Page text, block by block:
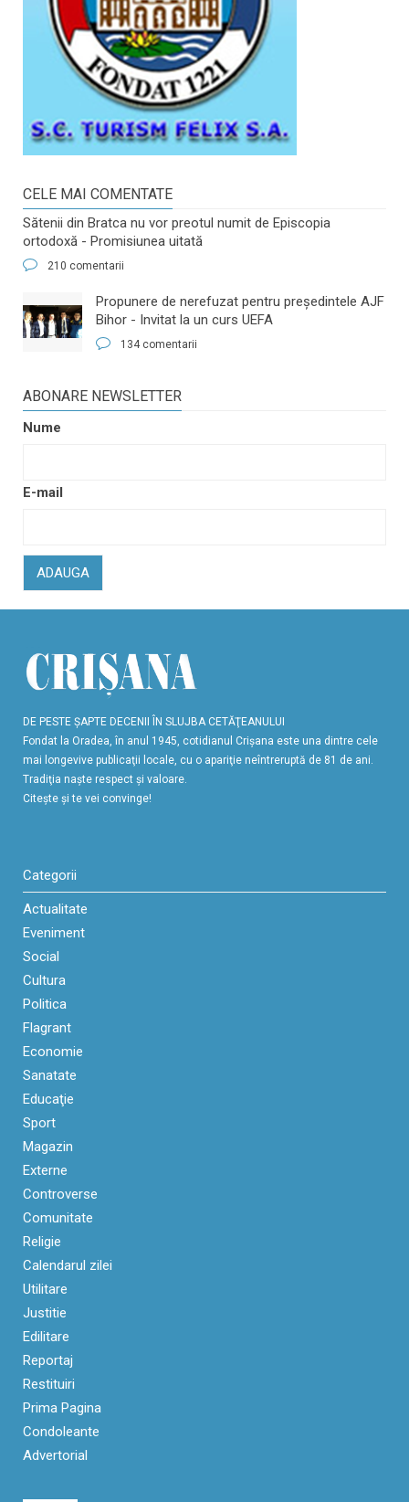
CELE MAI COMENTATE
Sătenii din Bratca nu vor preotul numit de Episcopia
ortodoxă - Promisiunea uitată
210 comentarii
​Propunere de nerefuzat pentru preşedintele AJF
Bihor - Invitat la un curs UEFA
134 comentarii
ABONARE NEWSLETTER
Nume
E-mail
ADAUGA
DE PESTE ŞAPTE DECENII ÎN SLUJBA CETĂŢEANULUI
Fondat la Oradea, în anul 1945, cotidianul Crişana este una dintre cele
mai longevive publicaţii locale, cu o apariţie neîntreruptă de 81 de ani.
Tradiţia naşte respect şi valoare.
Citeşte şi te vei convinge!
Categorii
Actualitate
Eveniment
Social
Cultura
Politica
Flagrant
Economie
Sanatate
Educaţie
Sport
Magazin
Externe
Controverse
Comunitate
Religie
Calendarul zilei
Utilitare
Justitie
Edilitare
Reportaj
Restituiri
Prima Pagina
Condoleante
Advertorial